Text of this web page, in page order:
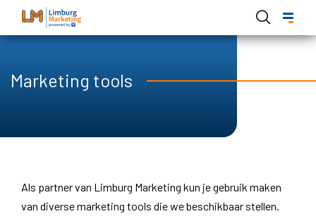
Overslaan
inhoud
Marketing tools
Als partner van Limburg Marketing kun je gebruik maken
van diverse marketing tools die we beschikbaar stellen.